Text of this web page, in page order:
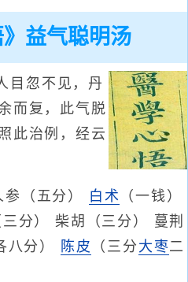
》益气聪明汤
目忽不见，丹
而复，此气脱
此治例，经云
（五分） 白术
（一钱）
分） 柴胡（三分） 蔓荆
八分） 陈皮 （三分 大枣二